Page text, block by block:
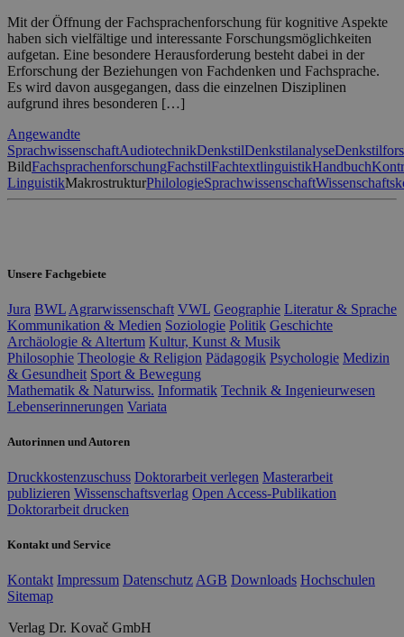
Mit der Öffnung der Fachsprachenforschung für kognitive Aspekte
haben sich vielfältige und interessante Forschungsmöglichkeiten
aufgetan. Eine besondere Herausforderung besteht dabei in der
Erforschung der Beziehungen von Fachdenken und Fachsprache.
Es wird davon ausgegangen, dass die einzelnen Disziplinen
aufgrund ihres besonderen […]
Angewandte
SprachwissenschaftAudiotechnikDenkstilDenkstilanalyse
BildFachsprachenforschungFachstilFachtextlinguistikHandbuch
LinguistikMakrostrukturPhilologieSprachwissenschaft
Unsere Fachgebiete
Jura BWL Agrarwissenschaft VWL Geographie Literatur & Sprache
Kommunikation & Medien Soziologie Politik Geschichte
Archäologie & Altertum Kultur, Kunst & Musik
Philosophie Theologie & Religion Pädagogik Psychologie Medizin
& Gesundheit Sport & Bewegung
Mathematik & Naturwiss. Informatik Technik & Ingenieurwesen
Lebenserinnerungen Variata
Autorinnen und Autoren
Druckkostenzuschuss Doktorarbeit verlegen Masterarbeit
publizieren Wissenschaftsverlag Open Access-Publikation
Doktorarbeit drucken
Kontakt und Service
Kontakt Impressum Datenschutz AGB Downloads Hochschulen
Sitemap
Verlag Dr. Kovač GmbH